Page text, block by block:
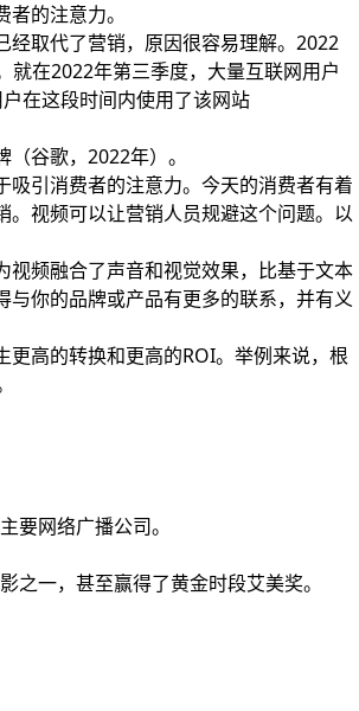
的注意力。
取代了营销，原因很容易理解。2022
在2022年第三季度，大量互联网用户
在这段时间内使用了该网站
谷歌，2022年）。
引消费者的注意力。今天的消费者有着
视频可以让营销人员规避这个问题。以
频融合了声音和视觉效果，比基于文本
你的品牌或产品有更多的联系，并有义
高的转换和更高的ROI。举例来说，根
要网络广播公司。
一，甚至赢得了黄金时段艾美奖。